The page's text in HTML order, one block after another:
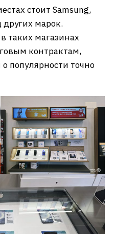
стоит Samsung,
других марок.
таких магазинах
контрактам,
популярности точно